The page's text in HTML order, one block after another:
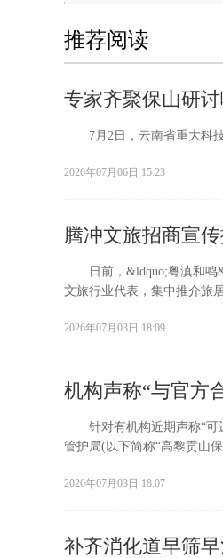
推荐阅读
专家齐聚保山研
7月2日，云南省重大科技
2026年07月06日 15:23
腾冲文旅招商宣
日前，&ldquo;粤滇和鸣
文旅行业代表，集中推介旅
2026年07月03日 18:09
机构声称“与官方
针对有机构近期声称“可进
管护局(以下简称“高黎贡山保
2026年07月03日 18:07
补齐消化道早筛